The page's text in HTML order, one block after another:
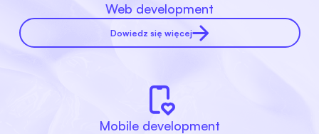
Web development
Dowiedz się więcej
Mobile development